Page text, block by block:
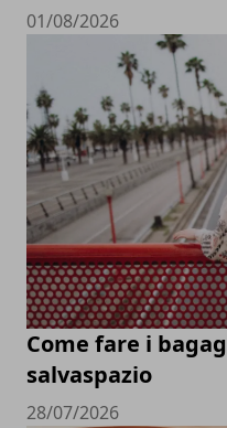
01/08/2026
Come fare i
salvaspazio
28/07/2026